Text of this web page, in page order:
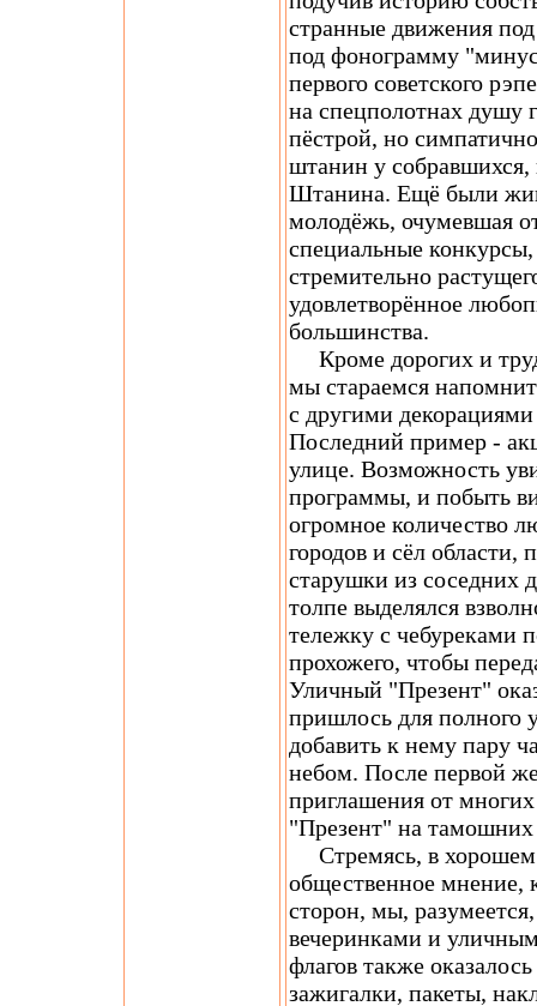
странные движения
под фонограмму
первого советского
на спецполотнах душу
пёстрой, но
штанин у
Штанина. Ещё были
молодёжь, очумевшая
специальные
стремительно
удовлетворённое
большинства.
Кроме дорогих и
мы стараемся
с другими
Последний пример -
улице. Возможность
программы, и побыть
огромное количество
городов и сёл
старушки из соседних
толпе выделялся
тележку с чебуреками
прохожего, чтобы
Уличный "Презент"
пришлось для полного
добавить к нему пару
небом. После первой
приглашения от многих
"Презент" на
Стремясь, в хорошем
общественное мнение,
сторон, мы,
вечеринками и
флагов также
зажигалки, пакеты,